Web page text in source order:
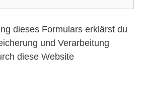
dieses Formulars erklärst du
und Verarbeitung
diese Website